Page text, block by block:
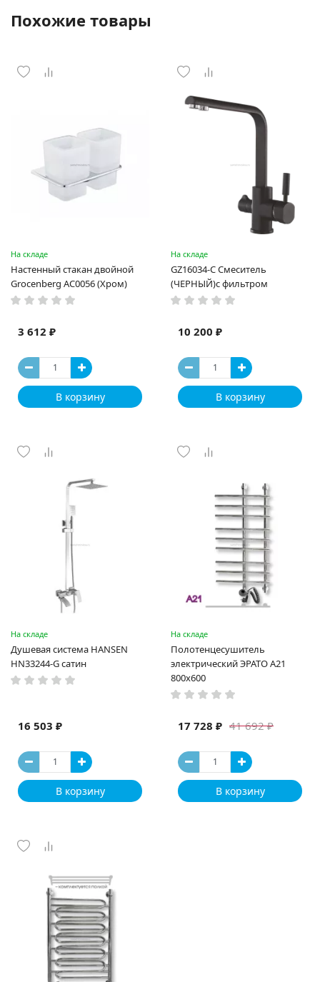
Похожие товары
На складе
Настенный стакан двойной
Grocenberg AC0056 (Хром)
3 612 ₽
В корзину
На складе
GZ16034-C Смеситель
(ЧЕРНЫЙ)с фильтром
10 200 ₽
В корзину
На складе
Душевая система HANSEN
HN33244-G сатин
16 503 ₽
В корзину
На складе
Полотенцесушитель
электрический ЭРАТО А21
800x600
41 692 ₽
17 728 ₽
В корзину